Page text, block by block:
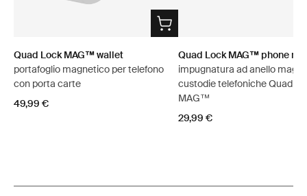
Quad Lock MAG™ wallet
portafoglio magnetico per telefono
con porta carte
49,99 €
Quad Lock MAG™ phone
impugnatura ad anello
custodie telefoniche Quad
MAG™
29,99 €